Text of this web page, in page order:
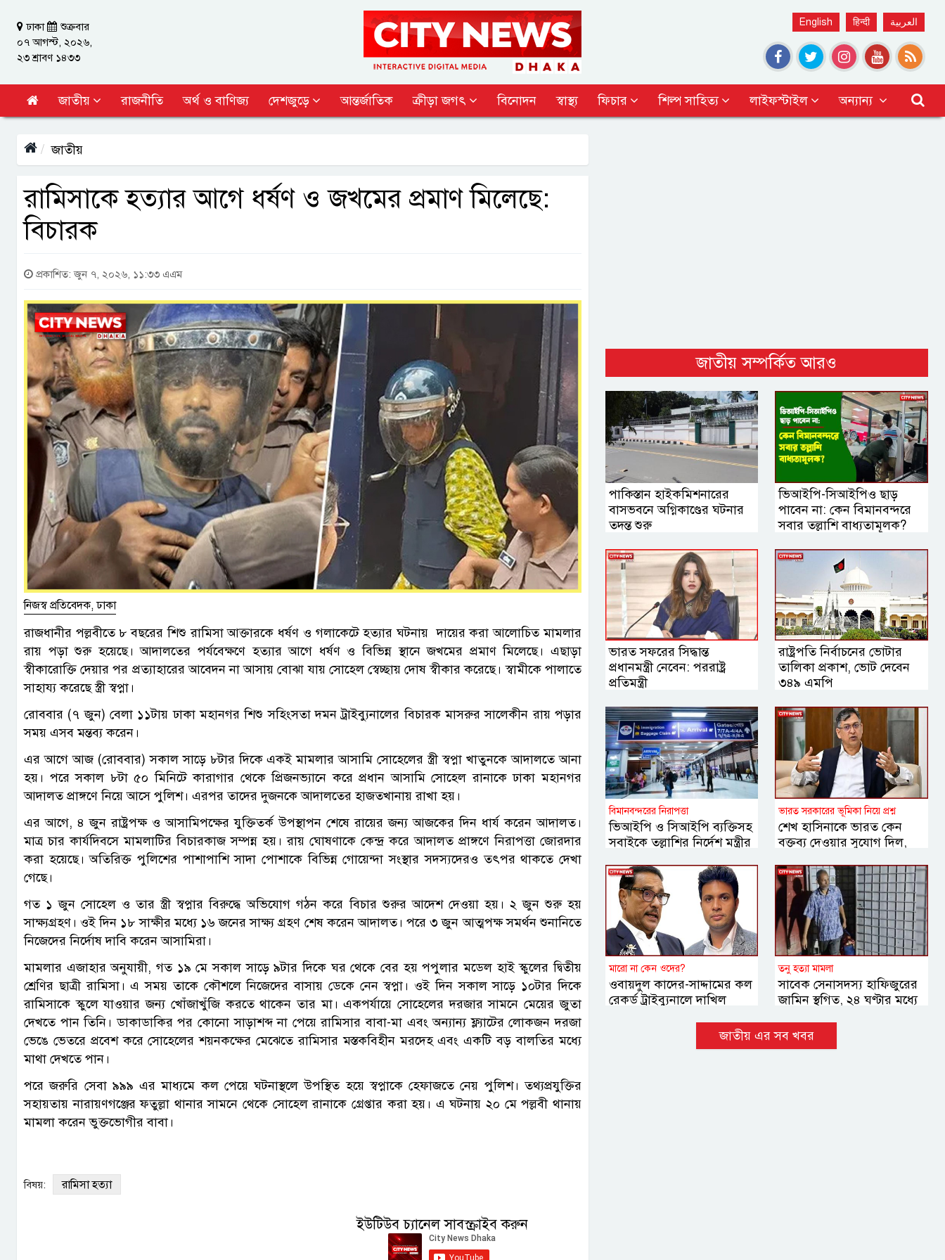
ঢাকা
শুক্রবার
০৭ আগস্ট, ২০২৬,
২৩ শ্রাবণ ১৪৩৩
English हिन्दी العربية
জাতীয় রাজনীতি অর্থ ও বাণিজ্য দেশজুড়ে আন্তর্জাতিক ক্রীড়া জগৎ বিনোদন স্বাস্থ্য ফিচার শিল্প সাহিত্য লাইফস্টাইল অন্যান্য
জাতীয়
রামিসাকে হত্যার আগে ধর্ষণ ও জখমের প্রমাণ মিলেছে:
বিচারক
প্রকাশিত: জুন ৭, ২০২৬, ১১:৩৩ এএম
নিজস্ব প্রতিবেদক, ঢাকা
রাজধানীর পল্লবীতে ৮ বছরের শিশু রামিসা আক্তারকে ধর্ষণ ও গলাকেটে হত্যার ঘটনায় দায়ের করা আলোচিত মামলার
রায় পড়া শুরু হয়েছে। আদালতের পর্যবেক্ষণে হত্যার আগে ধর্ষণ ও বিভিন্ন স্থানে জখমের প্রমাণ মিলেছে। এছাড়া
স্বীকারোক্তি দেয়ার পর প্রত্যাহারের আবেদন না আসায় বোঝা যায় সোহেল স্বেচ্ছায় দোষ স্বীকার করেছে। স্বামীকে পালাতে
সাহায্য করেছে স্ত্রী স্বপ্না।
রোববার (৭ জুন) বেলা ১১টায় ঢাকা মহানগর শিশু সহিংসতা দমন ট্রাইব্যুনালের বিচারক মাসরুর সালেকীন রায় পড়ার
সময় এসব মন্তব্য করেন।
এর আগে আজ (রোববার) সকাল সাড়ে ৮টার দিকে একই মামলার আসামি সোহেলের স্ত্রী স্বপ্না খাতুনকে আদালতে আনা
হয়। পরে সকাল ৮টা ৫০ মিনিটে কারাগার থেকে প্রিজনভ্যানে করে প্রধান আসামি সোহেল রানাকে ঢাকা মহানগর
আদালত প্রাঙ্গণে নিয়ে আসে পুলিশ। এরপর তাদের দুজনকে আদালতের হাজতখানায় রাখা হয়।
এর আগে, ৪ জুন রাষ্ট্রপক্ষ ও আসামিপক্ষের যুক্তিতর্ক উপস্থাপন শেষে রায়ের জন্য আজকের দিন ধার্য করেন আদালত।
মাত্র চার কার্যদিবসে মামলাটির বিচারকাজ সম্পন্ন হয়। রায় ঘোষণাকে কেন্দ্র করে আদালত প্রাঙ্গণে নিরাপত্তা জোরদার
করা হয়েছে। অতিরিক্ত পুলিশের পাশাপাশি সাদা পোশাকে বিভিন্ন গোয়েন্দা সংস্থার সদস্যদেরও তৎপর থাকতে দেখা
গেছে।
গত ১ জুন সোহেল ও তার স্ত্রী স্বপ্নার বিরুদ্ধে অভিযোগ গঠন করে বিচার শুরুর আদেশ দেওয়া হয়। ২ জুন শুরু হয়
সাক্ষ্যগ্রহণ। ওই দিন ১৮ সাক্ষীর মধ্যে ১৬ জনের সাক্ষ্য গ্রহণ শেষ করেন আদালত। পরে ৩ জুন আত্মপক্ষ সমর্থন শুনানিতে
নিজেদের নির্দোষ দাবি করেন আসামিরা।
মামলার এজাহার অনুযায়ী, গত ১৯ মে সকাল সাড়ে ৯টার দিকে ঘর থেকে বের হয় পপুলার মডেল হাই স্কুলের দ্বিতীয়
শ্রেণির ছাত্রী রামিসা। এ সময় তাকে কৌশলে নিজেদের বাসায় ডেকে নেন স্বপ্না। ওই দিন সকাল সাড়ে ১০টার দিকে
রামিসাকে স্কুলে যাওয়ার জন্য খোঁজাখুঁজি করতে থাকেন তার মা। একপর্যায়ে সোহেলের দরজার সামনে মেয়ের জুতা
দেখতে পান তিনি। ডাকাডাকির পর কোনো সাড়াশব্দ না পেয়ে রামিসার বাবা-মা এবং অন্যান্য ফ্ল্যাটের লোকজন দরজা
ভেঙে ভেতরে প্রবেশ করে সোহেলের শয়নকক্ষের মেঝেতে রামিসার মস্তকবিহীন মরদেহ এবং একটি বড় বালতির মধ্যে
মাথা দেখতে পান।
পরে জরুরি সেবা ৯৯৯ এর মাধ্যমে কল পেয়ে ঘটনাস্থলে উপস্থিত হয়ে স্বপ্নাকে হেফাজতে নেয় পুলিশ। তথ্যপ্রযুক্তির
সহায়তায় নারায়ণগঞ্জের ফতুল্লা থানার সামনে থেকে সোহেল রানাকে গ্রেপ্তার করা হয়। এ ঘটনায় ২০ মে পল্লবী থানায়
মামলা করেন ভুক্তভোগীর বাবা।
বিষয়: রামিসা হত্যা
ইউটিউব চ্যানেল সাবস্ক্রাইব করুন
জাতীয় সম্পর্কিত আরও
পাকিস্তান হাইকমিশনারের
বাসভবনে অগ্নিকাণ্ডের ঘটনার
তদন্ত শুরু
ভিআইপি-সিআইপিও ছাড়
পাবেন না: কেন বিমানবন্দরে
সবার তল্লাশি বাধ্যতামূলক?
ভারত সফরের সিদ্ধান্ত
প্রধানমন্ত্রী নেবেন: পররাষ্ট্র
প্রতিমন্ত্রী
রাষ্ট্রপতি নির্বাচনের ভোটার
তালিকা প্রকাশ, ভোট দেবেন
৩৪৯ এমপি
বিমানবন্দরের নিরাপত্তা
ভিআইপি ও সিআইপি ব্যক্তিসহ
সবাইকে তল্লাশির নির্দেশ মন্ত্রীর
ভারত সরকারের ভূমিকা নিয়ে প্রশ্ন
শেখ হাসিনাকে ভারত কেন
বক্তব্য দেওয়ার সুযোগ দিল,
স্বরাষ্ট্রমন্ত্রী
মারো না কেন ওদের?
ওবায়দুল কাদের-সাদ্দামের কল
রেকর্ড ট্রাইব্যুনালে দাখিল
তনু হত্যা মামলা
সাবেক সেনাসদস্য হাফিজুরের
জামিন স্থগিত, ২৪ ঘণ্টার মধ্যে
জাতীয় এর সব খবর